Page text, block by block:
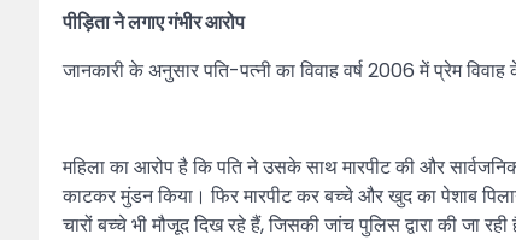
पीड़िता ने लगाए गंभीर आरोप
जानकारी के अनुसार पति-पत्नी का विवाह वर्ष 2006 में प्रेम
महिला का आरोप है कि पति ने उसके साथ मारपीट की और
काटकर मुंडन किया। फिर मारपीट कर बच्चे और खुद का पेशाब
चारों बच्चे भी मौजूद दिख रहे हैं, जिसकी जांच पुलिस द्वारा की जा रही